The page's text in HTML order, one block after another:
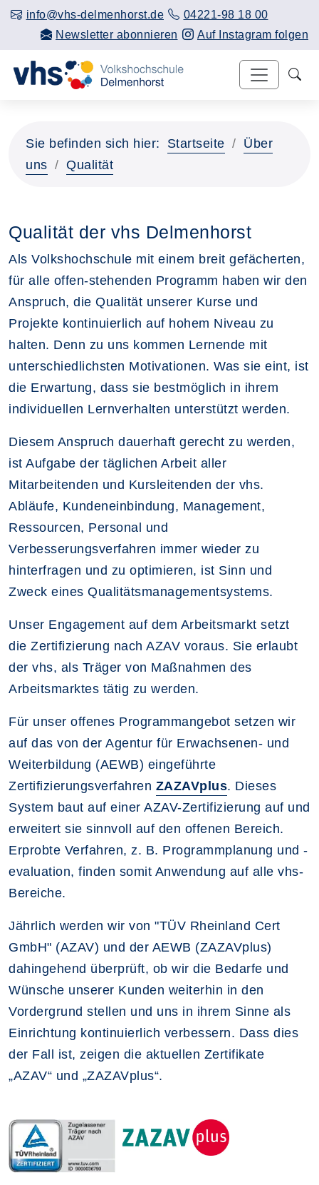
info@vhs-delmenhorst.de
04221-98 18 00
Newsletter abonnieren
Auf Instagram folgen
Sie befinden sich hier: Startseite
Über
uns
Qualität
Qualität der vhs Delmenhorst
Als Volkshochschule mit einem breit gefächerten,
für alle offen-stehenden Programm haben wir den
Anspruch, die Qualität unserer Kurse und
Projekte kontinuierlich auf hohem Niveau zu
halten. Denn zu uns kommen Lernende mit
unterschiedlichsten Motivationen. Was sie eint, ist
die Erwartung, dass sie bestmöglich in ihrem
individuellen Lernverhalten unterstützt werden.
Diesem Anspruch dauerhaft gerecht zu werden,
ist Aufgabe der täglichen Arbeit aller
Mitarbeitenden und Kursleitenden der vhs.
Abläufe, Kundeneinbindung, Management,
Ressourcen, Personal und
Verbesserungsverfahren immer wieder zu
hinterfragen und zu optimieren, ist Sinn und
Zweck eines Qualitätsmanagementsystems.
Unser Engagement auf dem Arbeitsmarkt setzt
die Zertifizierung nach AZAV voraus. Sie erlaubt
der vhs, als Träger von Maßnahmen des
Arbeitsmarktes tätig zu werden.
Für unser offenes Programmangebot setzen wir
auf das von der Agentur für Erwachsenen- und
Weiterbildung (AEWB) eingeführte
Zertifizierungsverfahren ZAZAVplus. Dieses
System baut auf einer AZAV-Zertifizierung auf und
erweitert sie sinnvoll auf den offenen Bereich.
Erprobte Verfahren, z. B. Programmplanung und -
evaluation, finden somit Anwendung auf alle vhs-
Bereiche.
Jährlich werden wir von "TÜV Rheinland Cert
GmbH" (AZAV) und der AEWB (ZAZAVplus)
dahingehend überprüft, ob wir die Bedarfe und
Wünsche unserer Kunden weiterhin in den
Vordergrund stellen und uns in ihrem Sinne als
Einrichtung kontinuierlich verbessern. Dass dies
der Fall ist, zeigen die aktuellen Zertifikate
„AZAV“ und „ZAZAVplus“.